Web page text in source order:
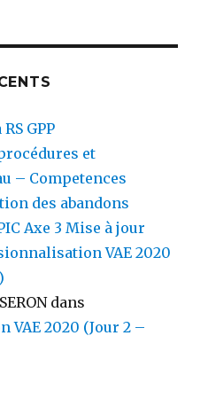
GPP
et
– Competences
des abandons
Axe 3 Mise à jour
VAE 2020
dans
2020 (Jour 2 –